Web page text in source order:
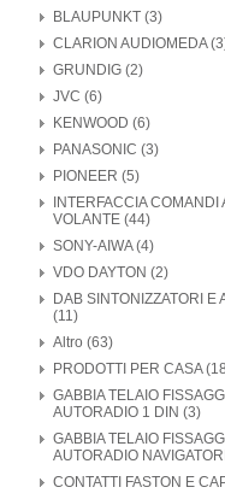
BLAUPUNKT (3)
CLARION AUDIOMEDA
GRUNDIG (2)
JVC (6)
KENWOOD (6)
PANASONIC (3)
PIONEER (5)
INTERFACCIA COMANDI
VOLANTE (44)
SONY-AIWA (4)
VDO DAYTON (2)
DAB SINTONIZZATORI E
(11)
Altro (63)
PRODOTTI PER CASA
GABBIA TELAIO
AUTORADIO 1 DIN (3)
GABBIA TELAIO
AUTORADIO
CONTATTI FASTON E